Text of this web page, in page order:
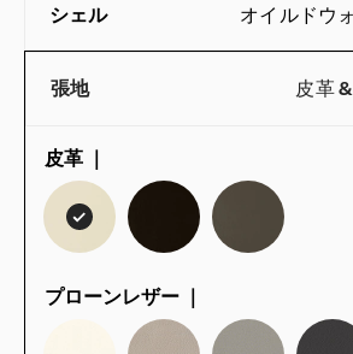
シェル オイルドウ
張地 皮革&
皮革 ｜
プローンレザー ｜